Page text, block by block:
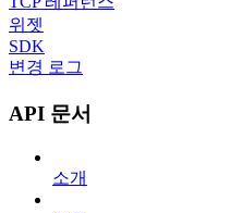
위젯
SDK
변경 로그
API 문서
소개